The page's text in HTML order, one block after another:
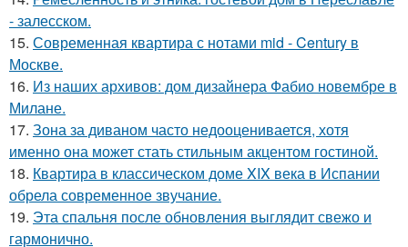
- залесском.
15. Современная квартира с нотами mid - Century в
Москве.
16. Из наших архивов: дом дизайнера Фабио новембре в
Милане.
17. Зона за диваном часто недооценивается, хотя
именно она может стать стильным акцентом гостиной.
18. Квартира в классическом доме XIX века в Испании
обрела современное звучание.
19. Эта спальня после обновления выглядит свежо и
гармонично.